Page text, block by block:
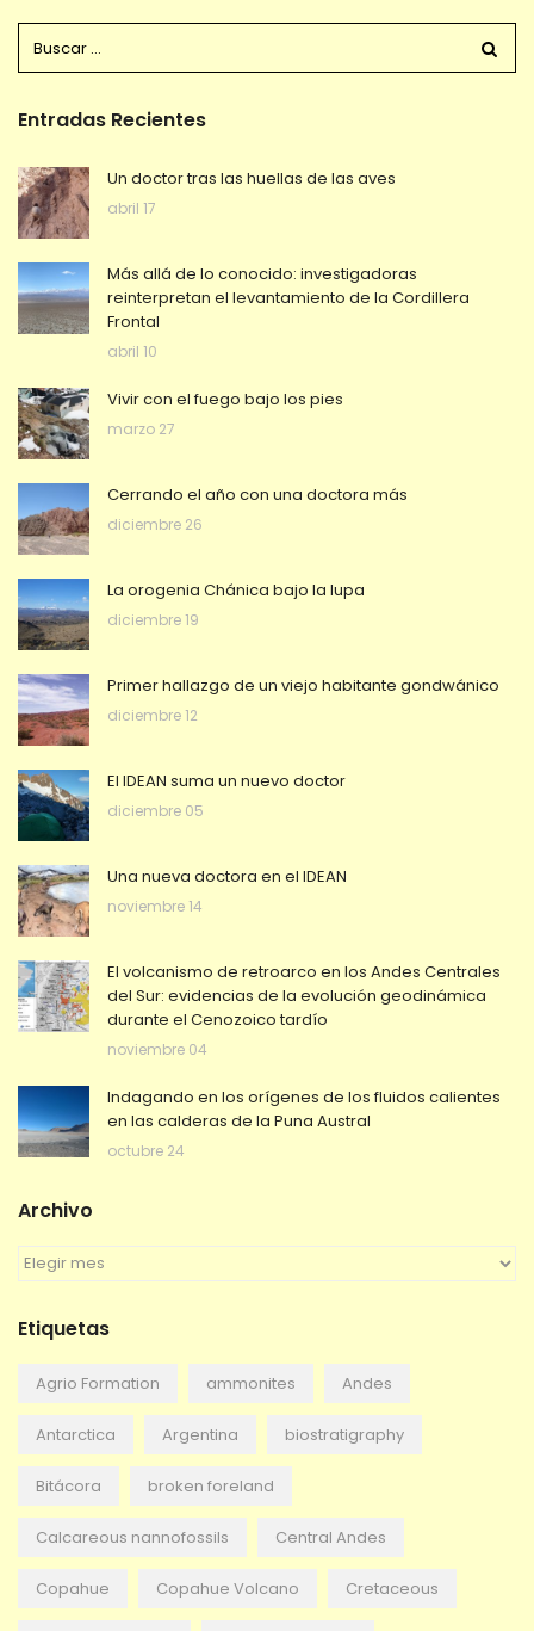
Entradas Recientes
Un doctor tras las huellas de las aves
abril 17
Más allá de lo conocido: investigadoras
reinterpretan el levantamiento de la Cordillera
Frontal
abril 10
Vivir con el fuego bajo los pies
marzo 27
Cerrando el año con una doctora más
diciembre 26
La orogenia Chánica bajo la lupa
diciembre 19
Primer hallazgo de un viejo habitante gondwánico
diciembre 12
El IDEAN suma un nuevo doctor
diciembre 05
Una nueva doctora en el IDEAN
noviembre 14
El volcanismo de retroarco en los Andes Centrales
del Sur: evidencias de la evolución geodinámica
durante el Cenozoico tardío
noviembre 04
Indagando en los orígenes de los fluidos calientes
en las calderas de la Puna Austral
octubre 24
Archivo
A
r
h
o
Etiquetas
Agrio Formation ammonites Andes
Antarctica Argentina biostratigraphy
Bitácora broken foreland
Calcareous nannofossils Central Andes
Copahue Copahue Volcano Cretaceous